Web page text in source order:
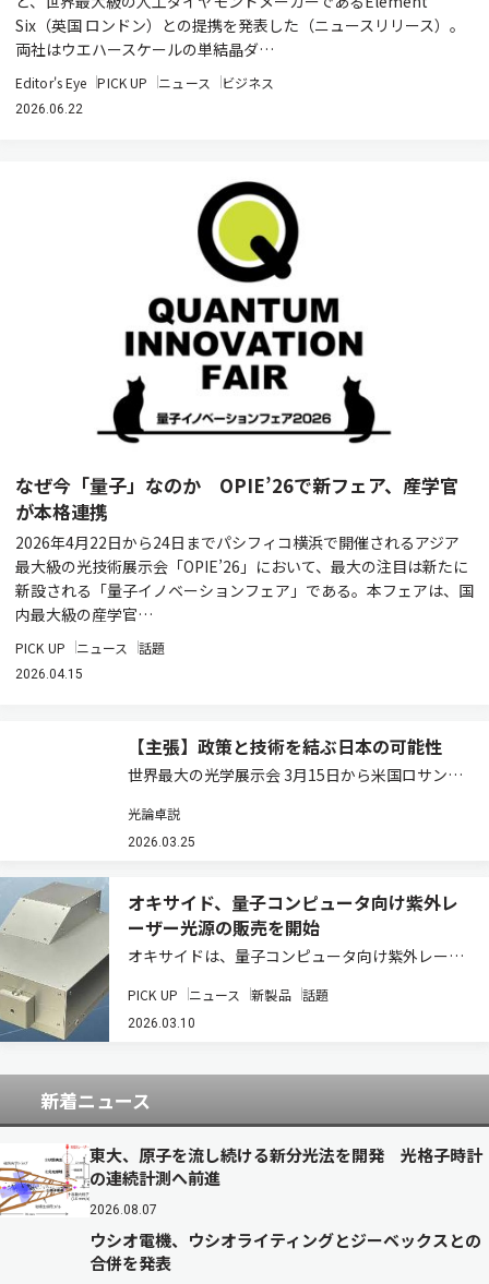
Six（英国 ロンドン）との提携を発表した（ニュースリリース）。
両社はウエハースケールの単結晶ダ…
Editor's Eye PICK UP ニュース ビジネス
2026.06.22
なぜ今「量子」なのか OPIE’26で新フェア、産学官
が本格連携
2026年4月22日から24日までパシフィコ横浜で開催されるアジア
最大級の光技術展示会「OPIE’26」において、最大の注目は新たに
新設される「量子イノベーションフェア」である。本フェアは、国
内最大級の産学官…
PICK UP ニュース 話題
2026.04.15
【主張】政策と技術を結ぶ日本の可能性
世界最大の光学展示会 3月15日から米国ロサンゼ
Conference and Exhibition）が開幕する。通信
バブル崩壊後、存在感を失っていた同…
光論卓説
2026.03.25
オキサイド、量子コンピュータ向け紫外レ
ーザー光源の販売を開始
オキサイドは、量子コンピュータ向け紫外レーザ
新製品は波長302nmの紫外レーザ光源で、Yb原
子を用いる中性原子型量子コンピュータにおい
PICK UP ニュース 新製品 話題
2026.03.10
新着ニュース
東大、原子を流し続ける新分光法を開発 光格子時計
の連続計測へ前進
2026.08.07
ウシオ電機、ウシオライティングとジーベックスとの
合併を発表